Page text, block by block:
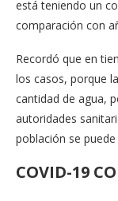
está teniendo un
comparación con
Recordó que en
los casos, porque
cantidad de agua,
autoridades
población se
COVID-19